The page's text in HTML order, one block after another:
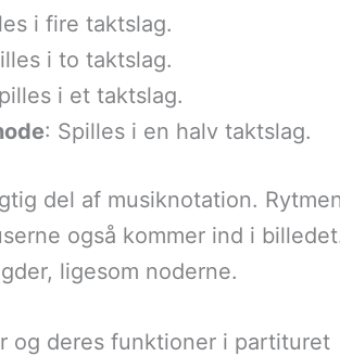
i fire taktslag.
i to taktslag.
i et taktslag.
: Spilles i en halv taktslag.
del af musiknotation.
også kommer ind i
ligesom noderne.
og deres funktioner i partituret